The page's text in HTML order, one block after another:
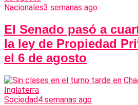
Nacionales3 semanas ago
El Senado pasó a
la ley de Propiedad
el 6 de agosto
Sociedad4 semanas ago